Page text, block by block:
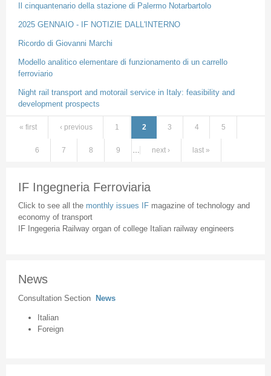
Il cinquantenario della stazione di Palermo Notarbartolo
2025 GENNAIO - IF NOTIZIE DALL'INTERNO
Ricordo di Giovanni Marchi
Modello analitico elementare di funzionamento di un carrello
ferroviario
Night rail transport and motorail service in Italy: feasibility and
development prospects
Pages
« first ‹ previous 1 2 3 4 5
6 7 8 9 … next › last »
IF Ingegneria Ferroviaria
Click to see all the monthly issues IF magazine of technology and
economy of transport
IF Ingegeria Railway organ of college Italian railway engineers
News
Consultation Section News
Italian
Foreign